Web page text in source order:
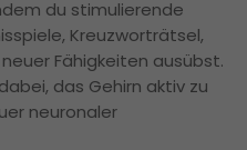
du stimulierende
Kreuzworträtsel,
Fähigkeiten ausübst.
das Gehirn aktiv zu
neuronaler